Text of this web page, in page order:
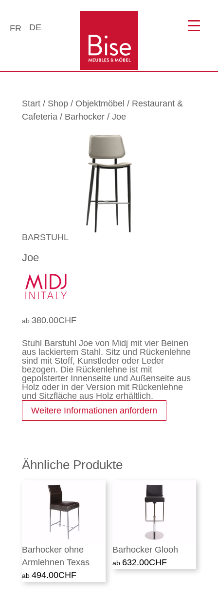
FR DE
Start/ Shop/ Objektmöbel / Restaurant &
Cafeteria/ Barhocker/ Joe
BARSTUHL
Joe
380.00CHF
Stuhl Barstuhl Joe von Midj mit vier Beinen
aus lackiertem Stahl. Sitz und Rückenlehne
sind mit Stoff, Kunstleder oder Leder
bezogen. Die Rückenlehne ist mit
gepolsterter Innenseite und Außenseite aus
Holz oder in der Version mit Rückenlehne
und Sitzfläche aus Holz erhältlich.
Weitere Informationen anfordern
Ähnliche Produkte
Barhocker ohne
Armlehnen Texas
494.00CHF
Barhocker Glooh
632.00CHF